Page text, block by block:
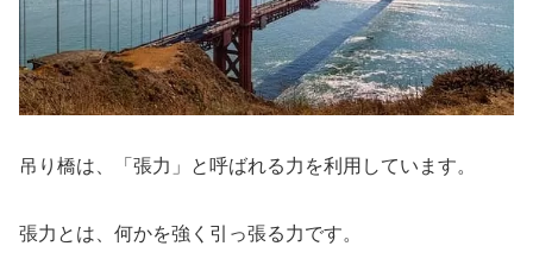
吊り橋は、「張力」と呼ばれる力を利用しています。
張力とは、何かを強く引っ張る力です。